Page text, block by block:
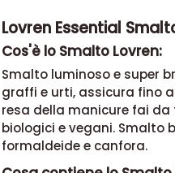
Lovren Essential
Cos'è lo Smalto Lovren:
Smalto luminoso e super
graffi e urti, assicura fino
resa della manicure fai
biologici e vegani. Smalto
formaldeide e canfora.